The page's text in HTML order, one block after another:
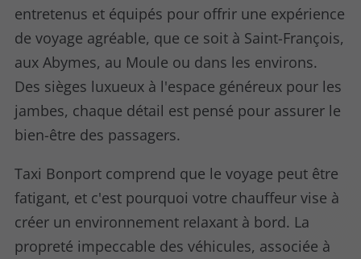
entretenus et équipés pour offrir une expérience
de voyage agréable, que ce soit à Saint-François,
aux Abymes, au Moule ou dans les environs.
Des sièges luxueux à l'espace généreux pour les
jambes, chaque détail est pensé pour assurer le
bien-être des passagers.
Taxi Bonport comprend que le voyage peut être
fatigant, et c'est pourquoi votre chauffeur vise à
créer un environnement relaxant à bord. La
propreté impeccable des véhicules, associée à